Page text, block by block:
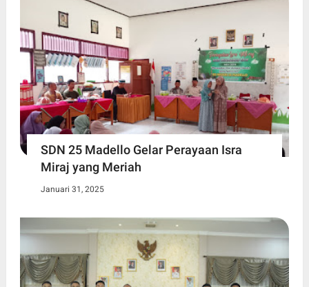
SDN 25 Madello Gelar Perayaan Isra
Miraj yang Meriah
Januari 31, 2025